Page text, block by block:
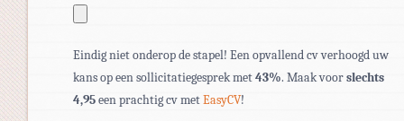
bestandstypen:
pdf,
doc,
Eindig niet onderop de stapel! Een opvallend cv verhoogd uw
kans op een sollicitatiegesprek met43%. Maak voorslechts
4,95een prachtig cv metEasyCV!